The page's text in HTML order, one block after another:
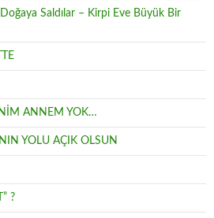
Saldılar – Kirpi Eve Büyük Bir
ANNEM YOK…
YOLU AÇIK OLSUN
?